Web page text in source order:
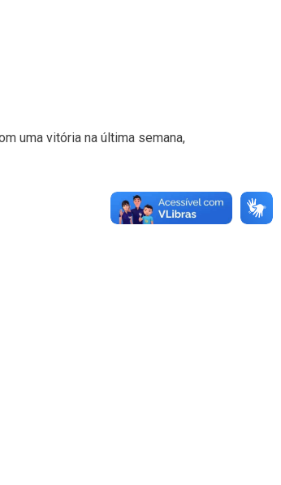
uma vitória na última semana,